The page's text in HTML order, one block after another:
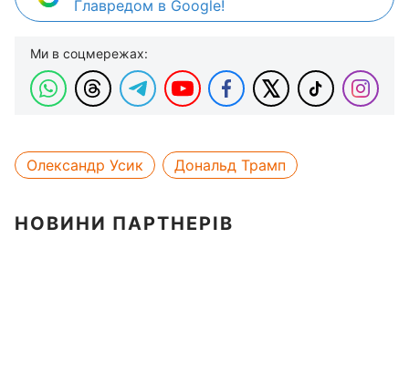
Главредом в Google!
Ми в соцмережах:
Олександр Усик Дональд Трамп
НОВИНИ ПАРТНЕРІВ